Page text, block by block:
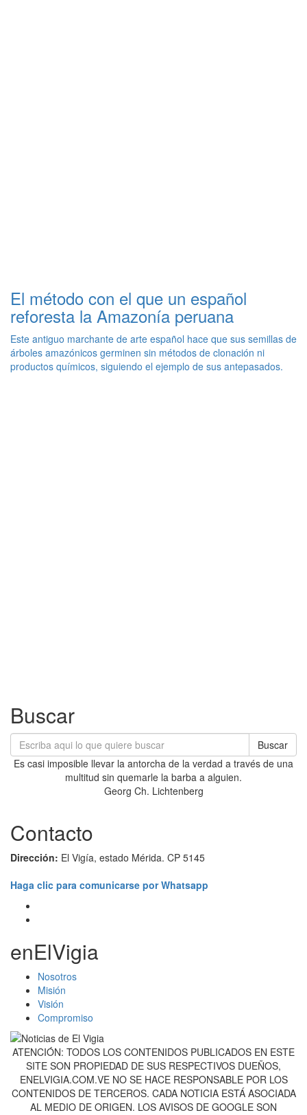
El método con el que un español
reforesta la Amazonía peruana
Este antiguo marchante de arte español hace que sus semillas de
árboles amazónicos germinen sin métodos de clonación ni
productos químicos, siguiendo el ejemplo de sus antepasados.
Buscar
Buscar
Es casi imposible llevar la antorcha de la verdad a través de una
multitud sin quemarle la barba a alguien.
Georg Ch. Lichtenberg
Contacto
Dirección: El Vigía, estado Mérida. CP 5145
Haga clic para comunicarse por Whatsapp
enElVigia
Nosotros
Misión
Visión
Compromiso
ATENCIÓN: TODOS LOS CONTENIDOS PUBLICADOS EN ESTE
SITE SON PROPIEDAD DE SUS RESPECTIVOS DUEÑOS,
ENELVIGIA.COM.VE NO SE HACE RESPONSABLE POR LOS
CONTENIDOS DE TERCEROS. CADA NOTICIA ESTÁ ASOCIADA
AL MEDIO DE ORIGEN. LOS AVISOS DE GOOGLE SON